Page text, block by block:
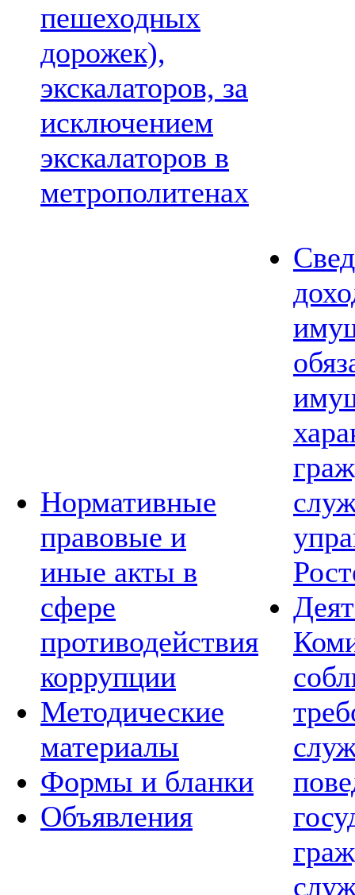
пешеходных
дорожек),
экскалаторов, за
исключением
экскалаторов в
метрополитенах
Нормативные
правовые и
иные акты в
сфере
противодействия
коррупции
Методические
материалы
Формы и бланки
Объявления